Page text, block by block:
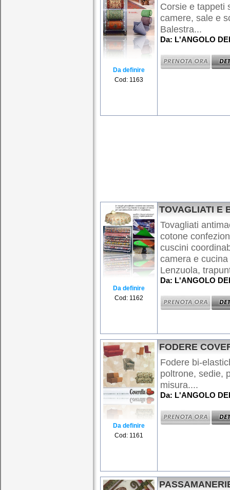
Da definire
Cod: 1163
Corsie e tappeti
camere, sale e
Balestra...
Da: L'ANGOLO
Da definire
Cod: 1162
TOVAGLIATI E
Tovagliati
cotone
cuscini
camera e
Lenzuola,
Da: L'ANGOLO
Da definire
Cod: 1161
FODERE
Fodere bi-
poltrone, sedie,
misura....
Da: L'ANGOLO